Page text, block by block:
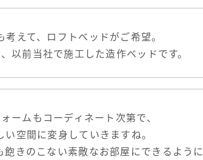
考えて、ロフトベッドがご希望。
以前当社で施工した造作ベッドです。
ームもコーディネート次第で、
い空間に変身していきますね。
飽きのこない素敵なお部屋にできるように